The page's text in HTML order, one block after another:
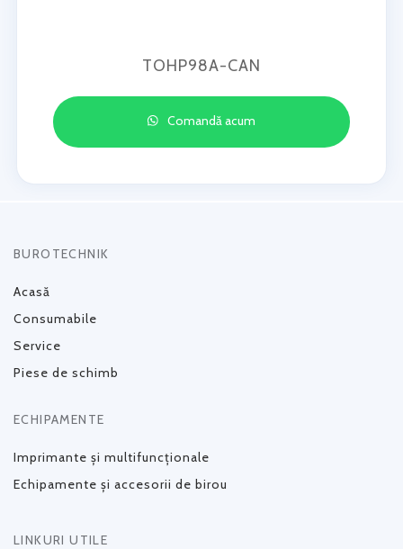
TOHP98A-CAN
Comandă acum
BUROTECHNIK
Acasă
Consumabile
Service
Piese de schimb
ECHIPAMENTE
Imprimante și multifuncționale
Echipamente și accesorii de birou
LINKURI UTILE